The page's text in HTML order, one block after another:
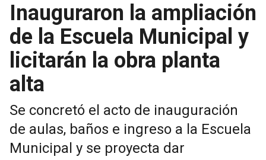
Inauguraron la ampliación
de la Escuela Municipal y
licitarán la obra planta
alta
Se concretó el acto de inauguración
de aulas, baños e ingreso a la Escuela
Municipal y se proyecta dar